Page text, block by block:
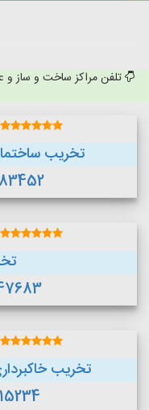
تلفن مراکز ساخت و ساز
تخریب
تخریب